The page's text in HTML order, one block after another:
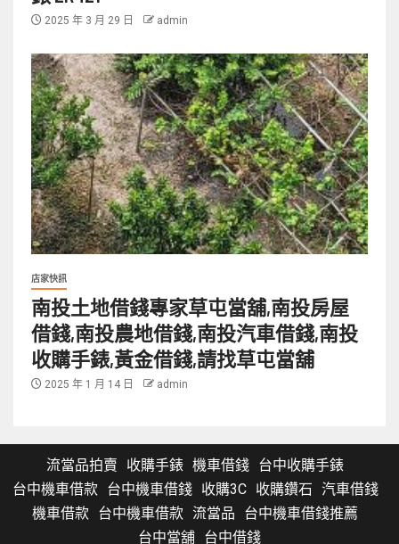
2025 年 3 月 29 日 admin
店家快訊
南投土地借錢專家草屯當舖,南投房屋
借錢,南投農地借錢,南投汽車借錢,南投
收購手錶,黃金借錢,請找草屯當舖
2025 年 1 月 14 日 admin
流當品拍賣 收購手錶 機車借錢 台中收購手錶
台中機車借款
台中機車借錢 收購3C 收購鑽石 汽車借錢
機車借款 台中機車借款 流當品
台中機車借錢推薦
台中當舖 台中借錢